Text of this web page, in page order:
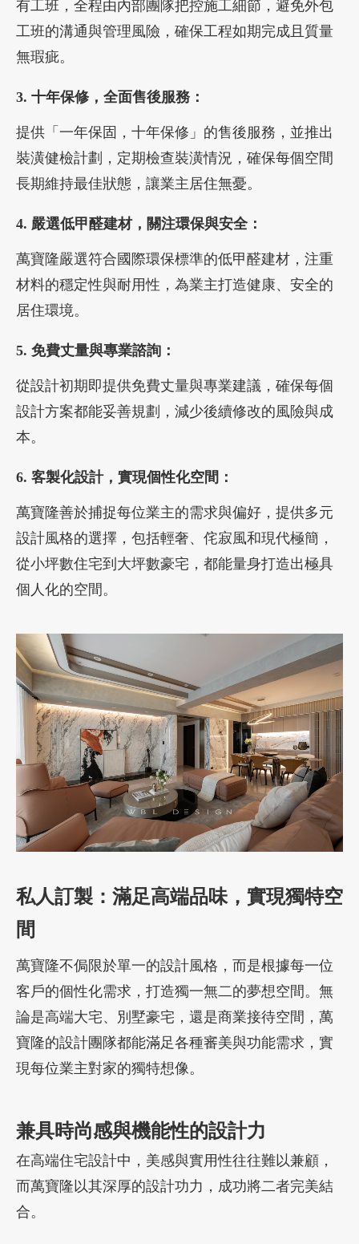
有工班，全程由內部團隊把控施工細節，避免外包
工班的溝通與管理風險，確保工程如期完成且質量
無瑕疵。
3. 十年保修，全面售後服務：
提供「一年保固，十年保修」的售後服務，並推出
裝潢健檢計劃，定期檢查裝潢情況，確保每個空間
長期維持最佳狀態，讓業主居住無憂。
4. 嚴選低甲醛建材，關注環保與安全：
萬寶隆嚴選符合國際環保標準的低甲醛建材，注重
材料的穩定性與耐用性，為業主打造健康、安全的
居住環境。
5. 免費丈量與專業諮詢：
從設計初期即提供免費丈量與專業建議，確保每個
設計方案都能妥善規劃，減少後續修改的風險與成
本。
6. 客製化設計，實現個性化空間：
萬寶隆善於捕捉每位業主的需求與偏好，提供多元
設計風格的選擇，包括輕奢、侘寂風和現代極簡，
從小坪數住宅到大坪數豪宅，都能量身打造出極具
個人化的空間。
私人訂製：滿足高端品味，實現獨特空
間
萬寶隆不侷限於單一的設計風格，而是根據每一位
客戶的個性化需求，打造獨一無二的夢想空間。無
論是高端大宅、別墅豪宅，還是商業接待空間，萬
寶隆的設計團隊都能滿足各種審美與功能需求，實
現每位業主對家的獨特想像。
兼具時尚感與機能性的設計力
在高端住宅設計中，美感與實用性往往難以兼顧，
而萬寶隆以其深厚的設計功力，成功將二者完美結
合。